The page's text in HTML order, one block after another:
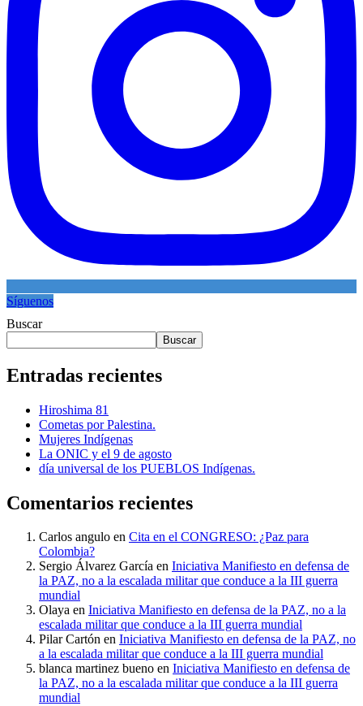
Síguenos
Buscar
Buscar
Entradas recientes
Hiroshima 81
Cometas por Palestina.
Mujeres Indígenas
La ONIC y el 9 de agosto
día universal de los PUEBLOS Indígenas.
Comentarios recientes
Carlos angulo en Cita en el CONGRESO: ¿Paz para
Colombia?
Sergio Álvarez García en Iniciativa Manifiesto en defensa de
la PAZ, no a la escalada militar que conduce a la III guerra
mundial
Olaya en Iniciativa Manifiesto en defensa de la PAZ, no a la
escalada militar que conduce a la III guerra mundial
Pilar Cartón en Iniciativa Manifiesto en defensa de la PAZ, no
a la escalada militar que conduce a la III guerra mundial
blanca martinez bueno en Iniciativa Manifiesto en defensa de
la PAZ, no a la escalada militar que conduce a la III guerra
mundial